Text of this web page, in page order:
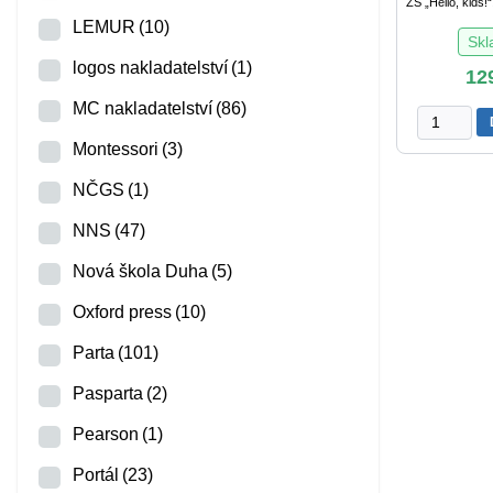
LEMUR (10)
logos nakladatelství (1)
MC nakladatelství (86)
Montessori (3)
NČGS (1)
NNS (47)
Nová škola Duha (5)
Oxford press (10)
Parta (101)
Pasparta (2)
Pearson (1)
Portál (23)
Angličtina
pro